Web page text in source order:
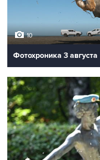
10
Фотохроника 3 августа